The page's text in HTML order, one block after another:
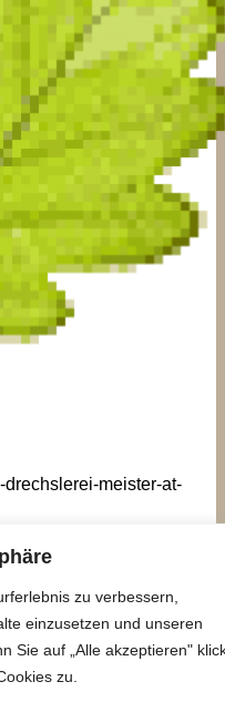
zu verbessern,
einzusetzen und unseren
Sie auf „Alle akzeptieren"
zu.
meister-at-